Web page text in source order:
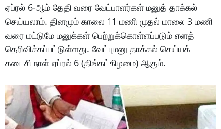
ஏப்ரல் 6-ஆம் தேதி வரை வேட்பாளர்கள் மனுத் தாக்கல்
செய்யலாம். தினமும் காலை 11 மணி முதல் மாலை 3 மணி
வரை மட்டுமே மனுக்கள் பெற்றுக்கொள்ளப்படும் எனத்
தெரிவிக்கப்பட்டுள்ளது. வேட்புமனு தாக்கல் செய்யக்
கடைசி நாள் ஏப்ரல் 6 (திங்கட்கிழமை) ஆகும்.